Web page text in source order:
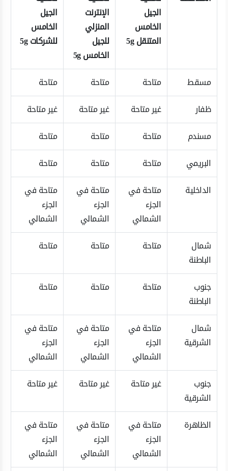
الجيل
الخامس
المتنقل 5g
الإنترنت
المنزلي
للجيل
الخامس 5g
الجيل
الخامس
للشركات 5g
مسقط متاحة متاحة
متاحة
ظفار
غير متاحة غير متاحة
غير متاحة
مسندم
متاحة متاحة
متاحة
البريمي
متاحة متاحة
متاحة
الداخلية
متاحة في
الجزء
الشمالي
متاحة في
الجزء
الشمالي
متاحة في
الجزء
الشمالي
شمال
الباطنة
متاحة متاحة متاحة
جنوب
الباطنة
متاحة متاحة متاحة
شمال
الشرقية
متاحة في
الجزء
الشمالي
متاحة في
الجزء
الشمالي
متاحة في
الجزء
الشمالي
جنوب
الشرقية
غير متاحة غير متاحة غير متاحة
الظاهرة
متاحة في
الجزء
الشمالي
متاحة في
الجزء
الشمالي
متاحة في
الجزء
الشمالي